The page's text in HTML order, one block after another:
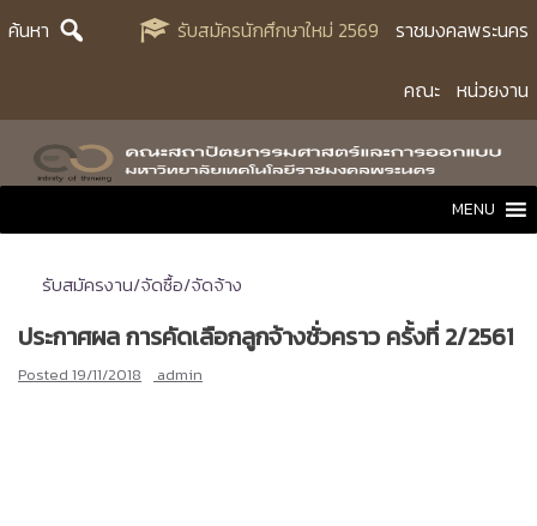
Skipค้นหา รับสมัครนักศึกษาใหม่ 2569 ราชมงคลพระนคร
คณะ หน่วยงาน
MENU
รับสมัครงาน/จัดซื้อ/จัดจ้าง
ประกาศผล การคัดเลือกลูกจ้างชั่วคราว ครั้งที่ 2/2561
Posted 19/11/2018 admin